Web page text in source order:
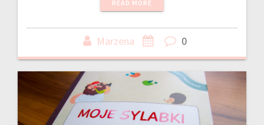
READ MORE
Marzena 0